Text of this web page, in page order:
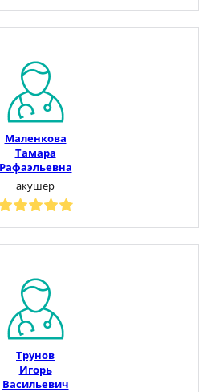
Маленкова
Тамара
Рафаэльевна
акушер
Трунов
Игорь
Васильевич